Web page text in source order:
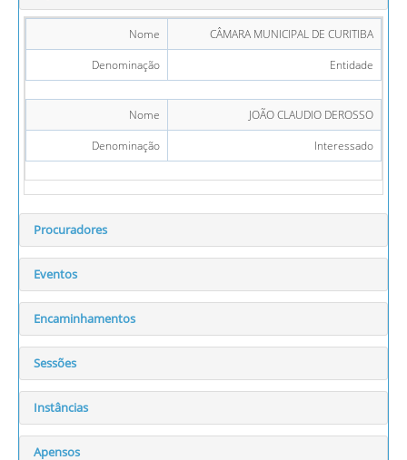
Nome
CÂMARA MUNICIPAL DE CURITIBA
Denominação
Entidade
Nome
JOÃO CLAUDIO DEROSSO
Denominação
Interessado
Procuradores
Eventos
Encaminhamentos
Sessões
Instâncias
Apensos